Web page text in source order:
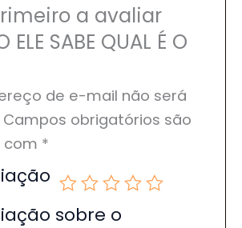
a avaliar
ELE SABE QUAL É O
de e-mail não será
Campos obrigatórios são
com *
sobre o